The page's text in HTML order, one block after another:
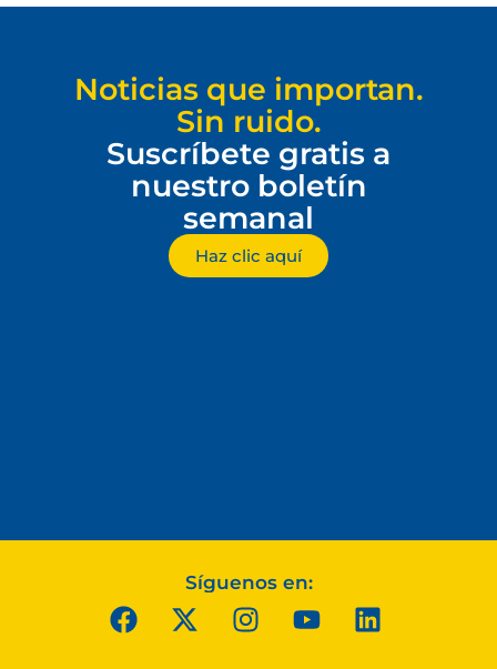
Noticias que importan.
Sin ruido.
Suscríbete gratis a
nuestro boletín
semanal
Haz clic aquí
Síguenos en: